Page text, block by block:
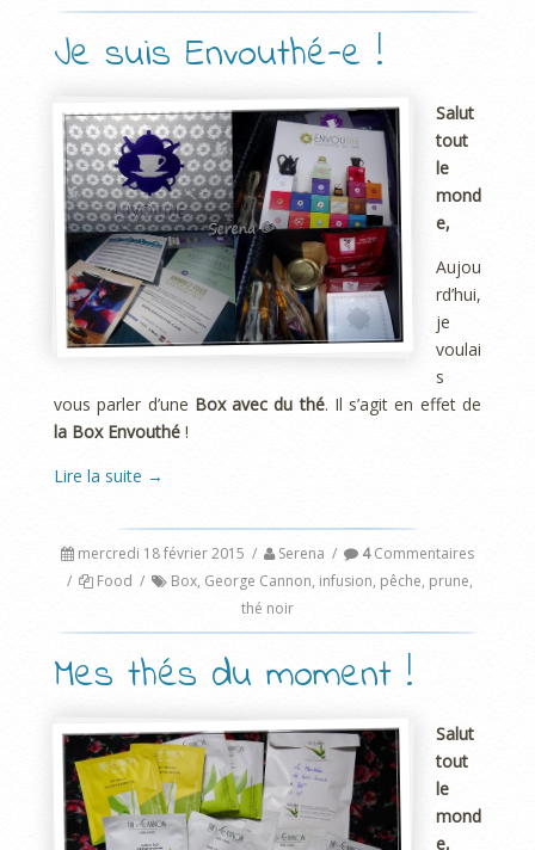
Je suis Envouthé-e !
Salut
tout
le
mond
e,
Aujou
rd’hui,
je
voulai
s
vous parler d’une Box avec du thé. Il s’agit en effet de
la Box Envouthé !
Lire la suite →
mercredi 18 février 2015 / Serena / 4Commentaires
/
Food / Box, George Cannon, infusion, pêche, prune,
thé noir
Mes thés du moment !
Salut
tout
le
mond
e,